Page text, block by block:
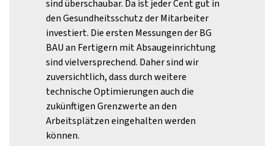
sind überschaubar. Da ist jeder Cent gut in
den Gesundheitsschutz der Mitarbeiter
investiert. Die ersten Messungen der BG
BAU an Fertigern mit Absaugeinrichtung
sind vielversprechend. Daher sind wir
zuversichtlich, dass durch weitere
technische Optimierungen auch die
zukünftigen Grenzwerte an den
Arbeitsplätzen eingehalten werden
können.